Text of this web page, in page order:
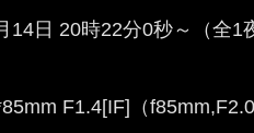
日 20時22分0秒～（全1
F1.4[IF]（f85mm,F2.0